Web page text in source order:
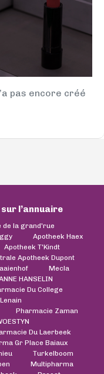
pas encore créé
l’annuaire
de la grand'rue
Apotheek Haex
Apotheek T'Kindt
Apotheek Dupont
Mecla
HANSELIN
Du College
Pharmacie Zaman
Du Laerbeek
Gr Place Baiaux
Turkelboom
Multipharma